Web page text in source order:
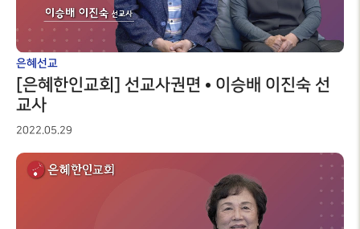
은혜선교
[은혜한인교회] 선교사권면 • 이승배 이진숙 선
교사
2022.05.29